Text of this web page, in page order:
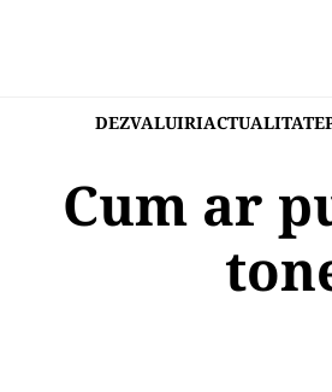
DEZVALUIRIACTUALITATE
Cum ar